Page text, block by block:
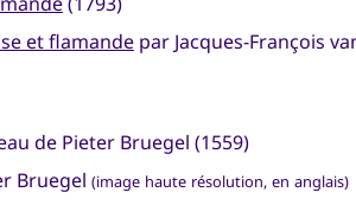
et flamandepar Jacques-François
de Pieter Bruegel (1559)
Bruegel (image haute résolution, en anglais)